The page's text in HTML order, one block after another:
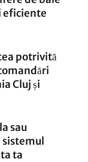
eficiente
potrivită
Cluj și
sau
sistemul
ta